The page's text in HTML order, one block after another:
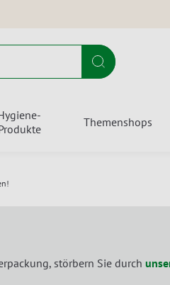
Suche
Themenshops
störbern Sie durch